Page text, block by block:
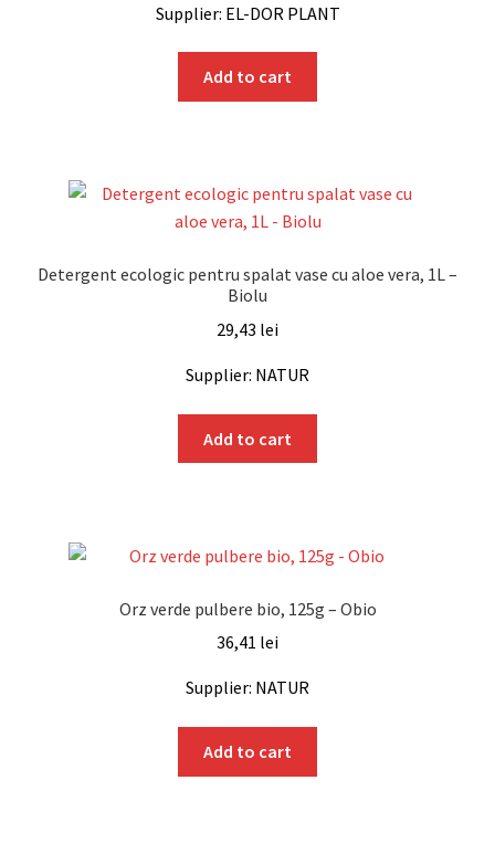
Supplier: EL-DOR PLANT
Add to cart
Detergent ecologic pentru spalat vase cu aloe vera, 1L –
Biolu
29,43 lei
Supplier: NATUR
Add to cart
Orz verde pulbere bio, 125g – Obio
36,41 lei
Supplier: NATUR
Add to cart